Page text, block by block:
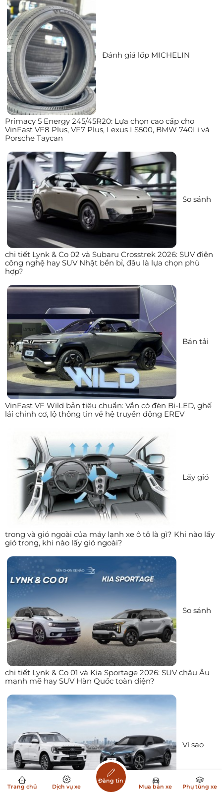
Đánh giá lốp MICHELIN
Primacy 5 Energy 245/45R20: Lựa chọn cao cấp cho
VinFast VF8 Plus, VF7 Plus, Lexus LS500, BMW 740Li và
Porsche Taycan
So sánh
chi tiết Lynk & Co 02 và Subaru Crosstrek 2026: SUV điện
công nghệ hay SUV Nhật bền bỉ, đâu là lựa chọn phù
hợp?
Bán tải
VinFast VF Wild bản tiêu chuẩn: Vẫn có đèn Bi-LED, ghế
lái chỉnh cơ, lộ thông tin về hệ truyền động EREV
Lấy gió
trong và gió ngoài của máy lạnh xe ô tô là gì? Khi nào lấy
gió trong, khi nào lấy gió ngoài?
So sánh
chi tiết Lynk & Co 01 và Kia Sportage 2026: SUV châu Âu
mạnh mẽ hay SUV Hàn Quốc toàn diện?
Vì sao
Trang chủ Dịch vụ xe
Đăng tin
Mua bán xe
Phụ tùng xe